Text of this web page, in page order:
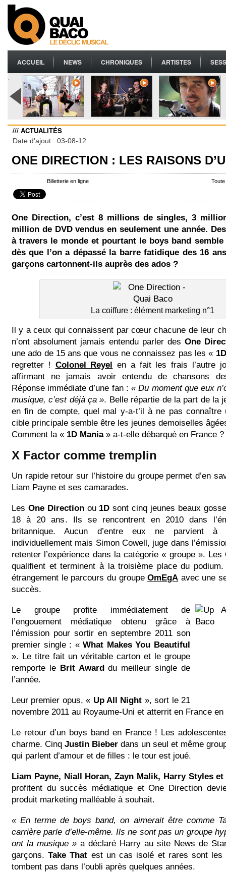
ACCUEIL NEWS CHRONIQUES ARTISTES
.
/// ACTUALITÉS
Date d'ajout : 03-08-12
ONE DIRECTION : LES RAISONS
Billetterie en ligne
One Direction, c’est 8 millions de singles, 3
million de DVD vendus en seulement une année.
à travers le monde et pourtant le boys band semble
dès que l’on a dépassé la barre fatidique des 16
garçons cartonnent-ils auprès des ados ?
La coiffure : élément marketing n°1
Il y a ceux qui connaissent par cœur chacune de leur
n’ont absolument jamais entendu parler desOne
une ado de 15 ans que vous ne connaissez pas les « 1D
regretter ! Colonel Reyel en a fait les frais l’autre
affirmant ne jamais avoir entendu de chansons
Réponse immédiate d’une fan :« Du moment que eux
musique, c’est déjà ça ». Belle répartie de la part de la
en fin de compte, quel mal y-a-t’il à ne pas connaître
cible principale semble être les jeunes demoiselles
Comment la « 1D Mania» a-t-elle débarqué en France ?
X Factor comme tremplin
Un rapide retour sur l’histoire du groupe permet d’en
Liam Payne et ses camarades.
Les One Directionou 1D sont cinq jeunes beaux
18 à 20 ans. Ils se rencontrent en 2010 dans
britannique. Aucun d’entre eux ne parvient
individuellement mais Simon Cowell, juge dans
retenter l’expérience dans la catégorie « groupe ». Les
qualifient et terminent à la troisième place du
étrangement le parcours du groupeOmEgA avec une
succès.
Le groupe profite immédiatement de
l’engouement médiatique obtenu grâce à
l’émission pour sortir en septembre 2011 son
premier single : «What Makes You Beautiful
». Le titre fait un véritable carton et le groupe
remporte le Brit Awarddu meilleur single de
l’année.
Leur premier opus, « Up All Night », sort le 21
novembre 2011 au Royaume-Uni et atterrit en France
Le retour d’un boys band en France ! Les
charme. Cinq Justin Bieber dans un seul et même
qui parlent d’amour et de filles : le tour est joué.
Liam Payne, Niall Horan, Zayn Malik, Harry Styles
profitent du succès médiatique et One Direction
produit marketing malléable à souhait.
« En terme de boys band, on aimerait être comme
carrière parle d’elle-même. Ils ne sont pas un groupe
ont la musique » a déclaré Harry au site News de
garçons.Take That est un cas isolé et rares sont les
tombent pas dans l’oubli après quelques années.